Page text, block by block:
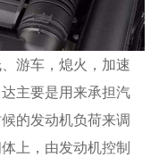
游车，熄火，加速
主要是用来承担汽
的发动机负荷来调
上，由发动机控制